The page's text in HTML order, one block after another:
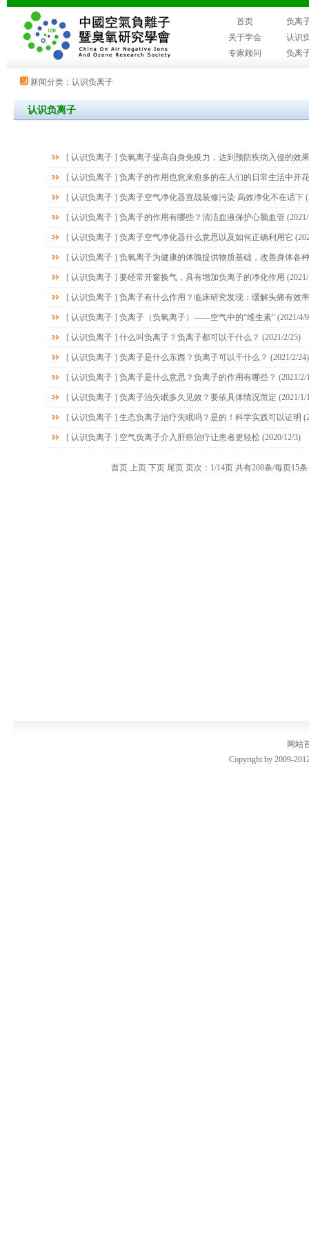
首页
负离
关于学会
认识
专家顾问
负离
新闻分类：认识负离子
认识负离子
[ 认识负离子 ] 负氧离子提高自身免疫力，达到预防疾病入侵的效果
[ 认识负离子 ] 负离子的作用也愈来愈多的在人们的日常生活中开
[ 认识负离子 ] 负离子空气净化器宣战装修污染 高效净化不在话下
[ 认识负离子 ] 负离子的作用有哪些？清洁血液保护心脑血管(2021/
[ 认识负离子 ] 负离子空气净化器什么意思以及如何正确利用它
[ 认识负离子 ] 负氧离子为健康的体魄提供物质基础，改善身体各
[ 认识负离子 ] 要经常开窗换气，具有增加负离子的净化作用
[ 认识负离子 ] 负离子有什么作用？临床研究发现：缓解头痛有效
[ 认识负离子 ] 负离子（负氧离子）——空气中的“维生素”(2021/4/
[ 认识负离子 ] 什么叫负离子？负离子都可以干什么？ (2021/2/25)
[ 认识负离子 ] 负离子是什么东西？负离子可以干什么？ (2021/2/24)
[ 认识负离子 ] 负离子是什么意思？负离子的作用有哪些？ (2021/2/
[ 认识负离子 ] 负离子治失眠多久见效？要依具体情况而定 (2021/1/
[ 认识负离子 ] 生态负离子治疗失眠吗？是的！科学实践可以证明
[ 认识负离子 ] 空气负离子介入肝癌治疗让患者更轻松(2020/12/3)
首页 上页 下页 尾页 页次：1/14页 共有208条/每页15
网站
Copyright by 2009-